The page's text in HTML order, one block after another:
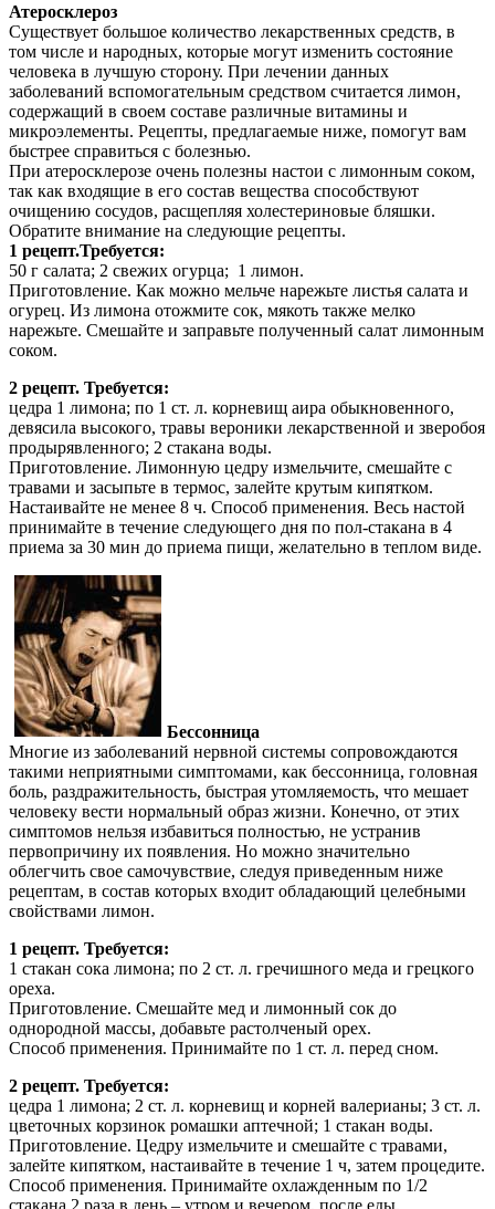
Атеросклероз
Существует большое количество лекарственных средств, в
том числе и народных, которые могут изменить состояние
человека в лучшую сторону. При лечении данных
заболеваний вспомогательным средством считается лимон,
содержащий в своем составе различные витамины и
микроэлементы. Рецепты, предлагаемые ниже, помогут вам
быстрее справиться с болезнью.
При атеросклерозе очень полезны настои с лимонным соком,
так как входящие в его состав вещества способствуют
очищению сосудов, расщепляя холестериновые бляшки.
Обратите внимание на следующие рецепты.
1 рецепт.Требуется:
50 г салата; 2 свежих огурца; 1 лимон.
Приготовление. Как можно мельче нарежьте листья салата и
огурец. Из лимона отожмите сок, мякоть также мелко
нарежьте. Смешайте и заправьте полученный салат лимонным
соком.
2 рецепт. Требуется:
цедра 1 лимона; по 1 ст. л. корневищ аира обыкновенного,
девясила высокого, травы вероники лекарственной и зверобоя
продырявленного; 2 стакана воды.
Приготовление. Лимонную цедру измельчите, смешайте с
травами и засыпьте в термос, залейте крутым кипятком.
Настаивайте не менее 8 ч. Способ применения. Весь настой
принимайте в течение следующего дня по пол-стакана в 4
приема за 30 мин до приема пищи, желательно в теплом виде.
Бессонница
Многие из заболеваний нервной системы сопровождаются
такими неприятными симптомами, как бессонница, головная
боль, раздражительность, быстрая утомляемость, что мешает
человеку вести нормальный образ жизни. Конечно, от этих
симптомов нельзя избавиться полностью, не устранив
первопричину их появления. Но можно значительно
облегчить свое самочувствие, следуя приведенным ниже
рецептам, в состав которых входит обладающий целебными
свойствами лимон.
1 рецепт. Требуется:
1 стакан сока лимона; по 2 ст. л. гречишного меда и грецкого
ореха.
Приготовление. Смешайте мед и лимонный сок до
однородной массы, добавьте растолченый орех.
Способ применения. Принимайте по 1 ст. л. перед сном.
2 рецепт. Требуется:
цедра 1 лимона; 2 ст. л. корневищ и корней валерианы; 3 ст. л.
цветочных корзинок ромашки аптечной; 1 стакан воды.
Приготовление. Цедру измельчите и смешайте с травами,
залейте кипятком, настаивайте в течение 1 ч, затем процедите.
Способ применения. Принимайте охлажденным по 1/2
стакана 2 раза в день – утром и вечером, после еды.